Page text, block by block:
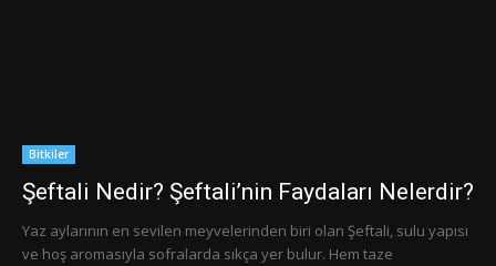
Bitkiler
Şeftali Nedir? Şeftali’nin Faydaları Nelerdir?
Yaz aylarının en sevilen meyvelerinden biri olan Şeftali, sulu yapısı
ve hoş aromasıyla sofralarda sıkça yer bulur. Hem taze